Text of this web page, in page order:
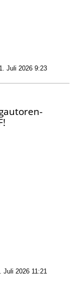
Juli 2026 9:23
2026 11:21